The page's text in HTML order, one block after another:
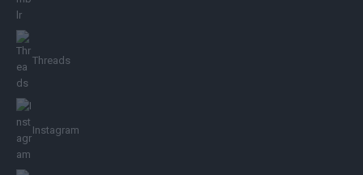
Threads
Instagram